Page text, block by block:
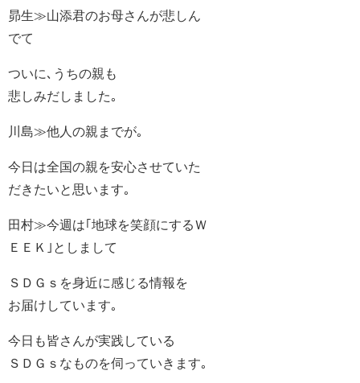
昴生≫山添君のお母さんが悲しん
でて
ついに､うちの親も
悲しみだしました｡
川島≫他人の親までが｡
今日は全国の親を安心させていた
だきたいと思います｡
田村≫今週は｢地球を笑顔にするＷ
ＥＥＫ｣としまして
ＳＤＧｓを身近に感じる情報を
お届けしています｡
今日も皆さんが実践している
ＳＤＧｓなものを伺っていきます｡